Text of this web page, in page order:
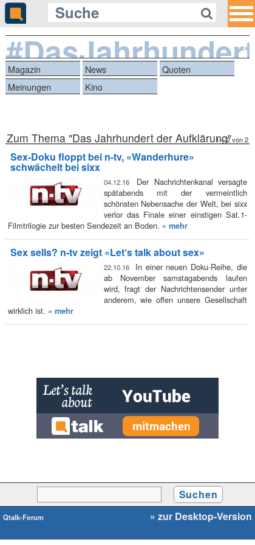
Magazin News
Quoten
Meinungen
Kino
Zum Thema "Das Jahrhundert der Aufklärung"1 – 2 von 2
Sex-Doku floppt bei n-tv, «Wanderhure»
schwächelt bei sixx
04.12.16
Der Nachrichtenkanal versagte
spätabends mit der vermeintlich
schönsten Nebensache der Welt, bei sixx
verlor das Finale einer einstigen Sat.1-
Filmtrilogie zur besten Sendezeit an Boden. » mehr
Sex sells? n-tv zeigt «Let‘s talk about sex»
22.10.16
In einer neuen Doku-Reihe, die
ab November samstagabends laufen
wird, fragt der Nachrichtensender unter
anderem, wie offen unsere Gesellschaft
wirklich ist. » mehr
Qtalk-Forum » zur Desktop-Version